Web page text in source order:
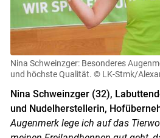
Nina Schweinzger: Besonderes
und höchste Qualität. © LK-Stmk/
Nina Schweinzger (32),
und Nudelherstellerin,
Augenmerk lege ich auf das